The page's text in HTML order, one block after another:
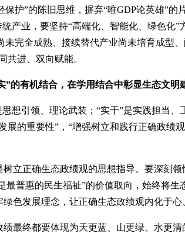
护”的陈旧思维，摒弃“唯GDP论英雄”
产业，要坚持“高端化、智能化、绿色化
完全成熟、接续替代产业尚未培育成型
共进、双向赋能。
”的有机结合，在学用结合中彰显生态文明
想引领、理论武装；“实干”是实践担当
的重要性”，“增强树立和践行正确政绩
立正确生态政绩观的思想指导。要深刻
普惠的民生福祉”的价值取向，始终将
色发展理念，让正确生态政绩观内化于心
最终都要体现为天更蓝、山更绿、水更